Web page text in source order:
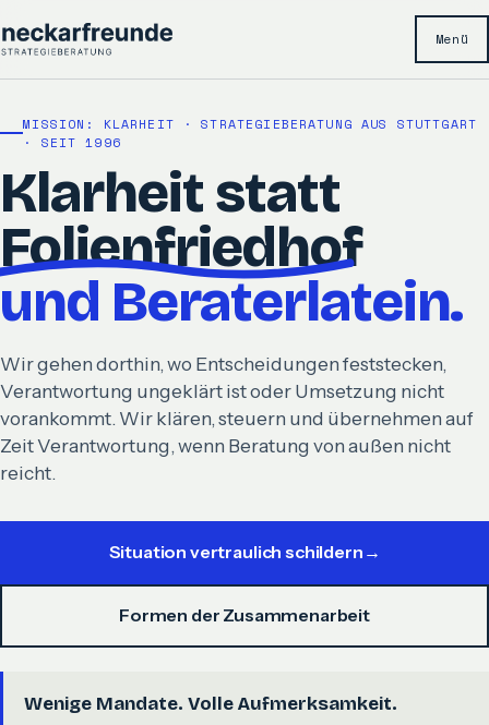
Menü
MISSION: KLARHEIT · STRATEGIEBERATUNG AUS STUTTGART
· SEIT 1996
Klarheit statt
Folienfriedhof
und Beraterlatein.
Wir gehen dorthin, wo Entscheidungen feststecken,
Verantwortung ungeklärt ist oder Umsetzung nicht
vorankommt. Wir klären, steuern und übernehmen auf
Zeit Verantwortung, wenn Beratung von außen nicht
reicht.
Situation vertraulich schildern →
Formen der Zusammenarbeit
Wenige Mandate. Volle Aufmerksamkeit.